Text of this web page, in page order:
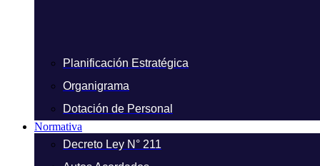
Planificación Estratégica
Organigrama
Dotación de Personal
Normativa
Decreto Ley N° 211